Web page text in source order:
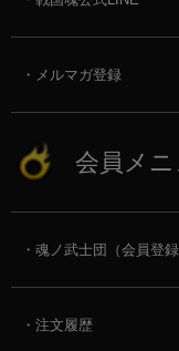
メルマガ登録
会員メニ
魂ノ武士団（会員登録
注文履歴